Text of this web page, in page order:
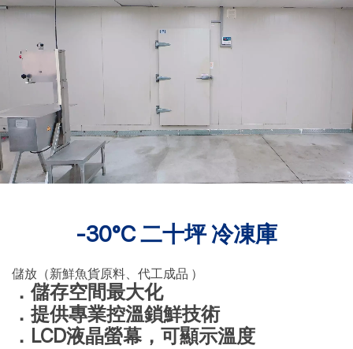
-30°C 二十坪 冷凍庫
儲放（新鮮魚貨原料、代工成品 ）
．儲存空間最大化
．提供專業控溫鎖鮮技術
．LCD液晶螢幕，可顯示溫度